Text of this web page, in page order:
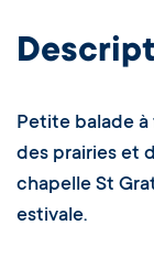
Petite balade à
des prairies et
chapelle St
estivale.